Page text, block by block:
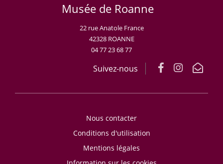
Musée de Roanne
22 rue Anatole France
42328 ROANNE
04 77 23 68 77
Suivez-nous
Nous contacter
Conditions d'utilisation
Mentions légales